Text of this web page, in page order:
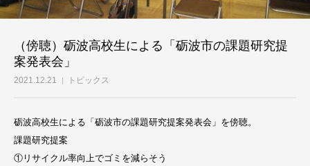
（傍聴）砺波高校生による「砺波市の課題研究提
案発表会」
2021.12.21 トピックス
砺波高校生による「砺波市の課題研究提案発表会」を傍聴。
課題研究提案
①リサイクル率向上でゴミを減らそう